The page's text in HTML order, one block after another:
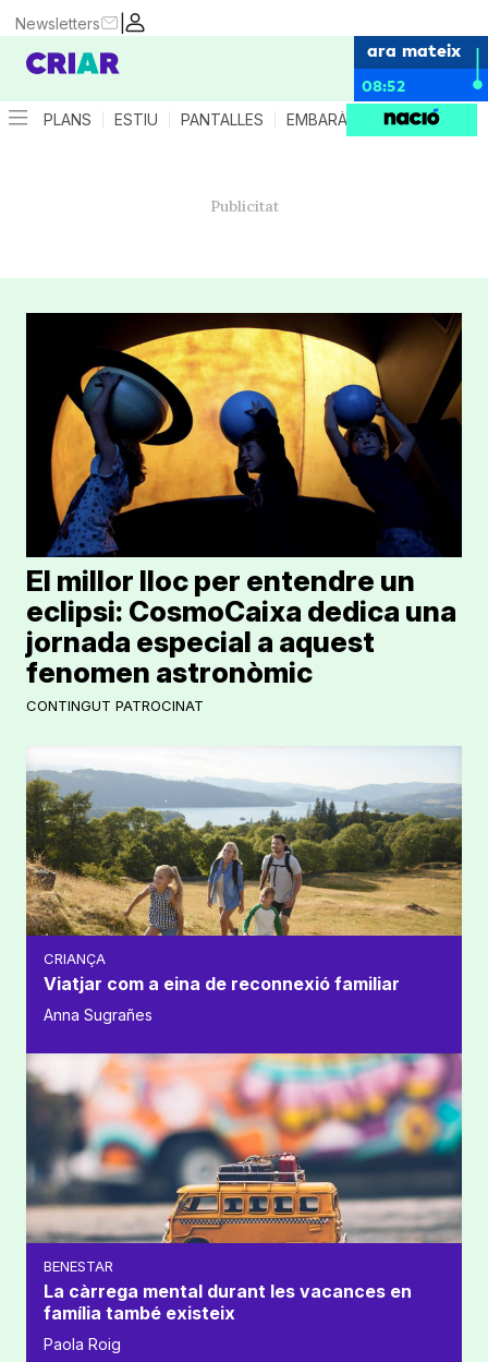
|
Newsletters
ara mateix
08:52
PLANS ESTIU PANTALLES EMBARÀS CRIANÇA
CONTINGUT PATROCINAT
El millor lloc per entendre un
eclipsi: CosmoCaixa dedica una
jornada especial a aquest
fenomen astronòmic
CRIANÇA
Viatjar com a eina de reconnexió familiar
Anna Sugrañes
BENESTAR
La càrrega mental durant les vacances en
família també existeix
Paola Roig